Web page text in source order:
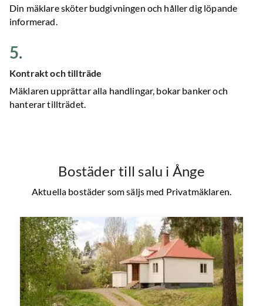
Din mäklare sköter budgivningen och håller dig löpande
informerad.
5.
Kontrakt och tillträde
Mäklaren upprättar alla handlingar, bokar banker och
hanterar tillträdet.
Bostäder till salu i Ånge
Aktuella bostäder som säljs med Privatmäklaren.